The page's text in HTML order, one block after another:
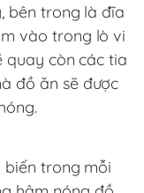
bên trong là đĩa
vào trong lò vi
quay còn các tia
đồ ăn sẽ được
biến trong mỗi